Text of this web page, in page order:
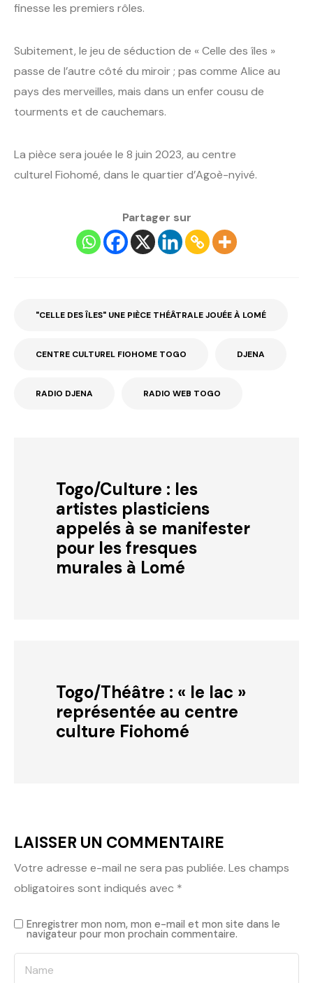
finesse les premiers rôles.
Subitement, le jeu de séduction de « Celle des îles »
passe de l’autre côté du miroir ; pas comme Alice au
pays des merveilles, mais dans un enfer cousu de
tourments et de cauchemars.
La pièce sera jouée le 8 juin 2023, au centre
culturel Fiohomé, dans le quartier d’Agoè-nyivé.
Partager sur
"CELLE DES ÎLES" UNE PIÈCE THÉÂTRALE JOUÉE À LOMÉ
CENTRE CULTUREL FIOHOME TOGO DJENA
RADIO DJENA RADIO WEB TOGO
Togo/Culture : les
artistes plasticiens
appelés à se manifester
pour les fresques
murales à Lomé
Togo/Théâtre : « le lac »
représentée au centre
culture Fiohomé
LAISSER UN COMMENTAIRE
Votre adresse e-mail ne sera pas publiée. Les champs
obligatoires sont indiqués avec *
Enregistrer mon nom, mon e-mail et mon site dans le
navigateur pour mon prochain commentaire.